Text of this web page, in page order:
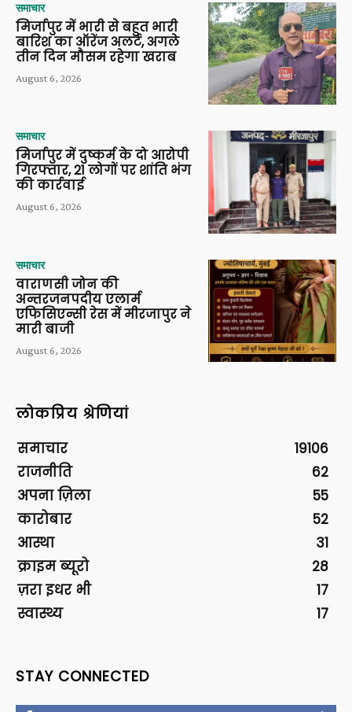
समाचार
मिर्जापुर में भारी से बहुत भारी
बारिश का ऑरेंज अलर्ट, अगले
तीन दिन मौसम रहेगा खराब
August 6, 2026
समाचार
मिर्जापुर में दुष्कर्म के दो आरोपी
गिरफ्तार, 21 लोगों पर शांति भंग
की कार्रवाई
August 6, 2026
समाचार
वाराणसी जोन की
अन्तरजनपदीय एलार्म
एफिसिएन्सी रेस में मीरजापुर ने
मारी बाजी
August 6, 2026
लोकप्रिय श्रेणियां
समाचार
19106
राजनीति
62
अपना ज़िला
55
कारोबार
52
आस्था
31
क्राइम ब्यूरो
28
ज़रा इधर भी
17
स्वास्थ्य
17
STAY CONNECTED